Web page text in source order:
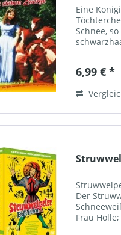
Eine
Schnee,
Kind
nahm sich
6,99 € *
Der
Frau